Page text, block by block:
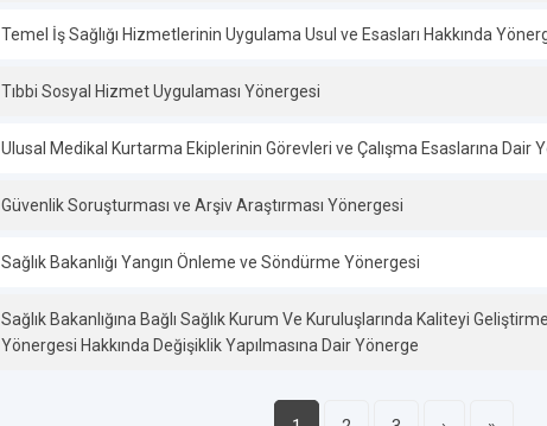
Temel İş Sağlığı Hizmetlerinin Uygulama Usul ve Esasları Hakkında
Tıbbi Sosyal Hizmet Uygulaması Yönergesi
Ulusal Medikal Kurtarma Ekiplerinin Görevleri ve Çalışma Esaslarına Dair
Güvenlik Soruşturması ve Arşiv Araştırması Yönergesi
Sağlık Bakanlığı Yangın Önleme ve Söndürme Yönergesi
Sağlık Bakanlığına Bağlı Sağlık Kurum Ve Kuruluşlarında Kaliteyi
Yönergesi Hakkında Değişiklik Yapılmasına Dair Yönerge